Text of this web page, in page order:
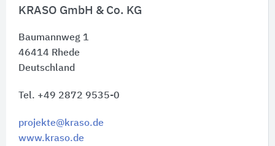
KRASO GmbH & Co. KG
Baumannweg 1
46414 Rhede
Deutschland
Tel. +49 2872 9535-0
projekte@kraso.de
www.kraso.de